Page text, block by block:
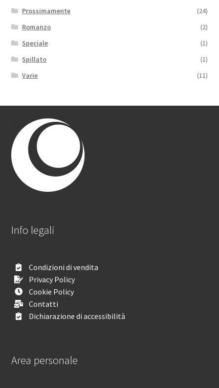
Prossimamente
(24)
Romanzo
(2)
Speciale
(1)
Spillato
(1)
Varie
(11)
Info legali
Condizioni di vendita
Privacy Policy
Cookie Policy
Contatti
Dichiarazione di accessibilità
Area personale